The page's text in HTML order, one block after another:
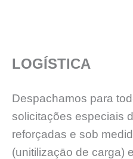
LOGÍSTICA
Despachamos para
solicitações especiais
reforçadas e sob
(unitilizaçāo de carga)